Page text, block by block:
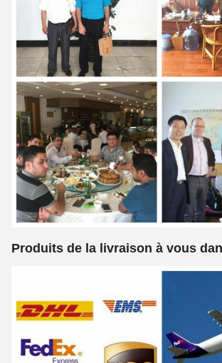
Produits de la livraison à vous